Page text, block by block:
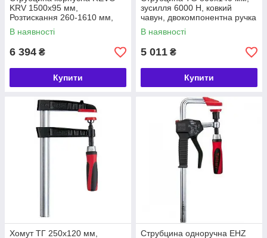
KRV 1500х95 мм,
Розтискання 260-1610 мм,
зусилля до 7000 Н, 4.25 кг.
BESSEY (БЕСЕЙ)
В наявності
6 394 ₴
Купити
зусилля 6000 Н, ковкий
чавун, двокомпонентна ручка
BESSEY (БЕСЕЙ)
В наявності
5 011 ₴
Купити
Хомут ТГ 250х120 мм, Струбцина одноручна EHZ